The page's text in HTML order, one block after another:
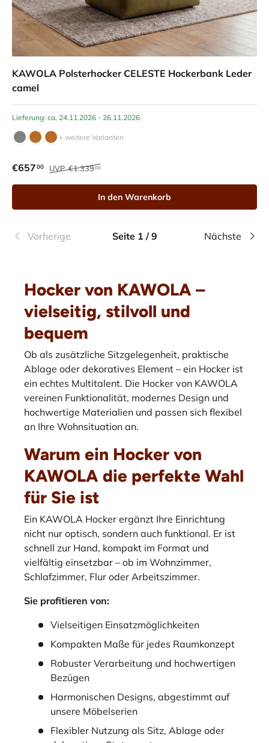
KAWOLA Polsterhocker CELESTE Hockerbank Leder
camel
Lieferung: ca. 24.11.2026 - 26.11.2026
+ weitere Varianten
€65700 UVP€1.33900
In den Warenkorb
Vorherige Seite 1 / 9 Nächste
Hocker von KAWOLA –
vielseitig, stilvoll und
bequem
Ob als zusätzliche Sitzgelegenheit, praktische
Ablage oder dekoratives Element – ein Hocker ist
ein echtes Multitalent. Die Hocker von KAWOLA
vereinen Funktionalität, modernes Design und
hochwertige Materialien und passen sich flexibel
an Ihre Wohnsituation an.
Warum ein Hocker von
KAWOLA die perfekte Wahl
für Sie ist
Ein KAWOLA Hocker ergänzt Ihre Einrichtung
nicht nur optisch, sondern auch funktional. Er ist
schnell zur Hand, kompakt im Format und
vielfältig einsetzbar – ob im Wohnzimmer,
Schlafzimmer, Flur oder Arbeitszimmer.
Sie profitieren von:
Vielseitigen Einsatzmöglichkeiten
Kompakten Maße für jedes Raumkonzept
Robuster Verarbeitung und hochwertigen
Bezügen
Harmonischen Designs, abgestimmt auf
unsere Möbelserien
Flexibler Nutzung als Sitz, Ablage oder